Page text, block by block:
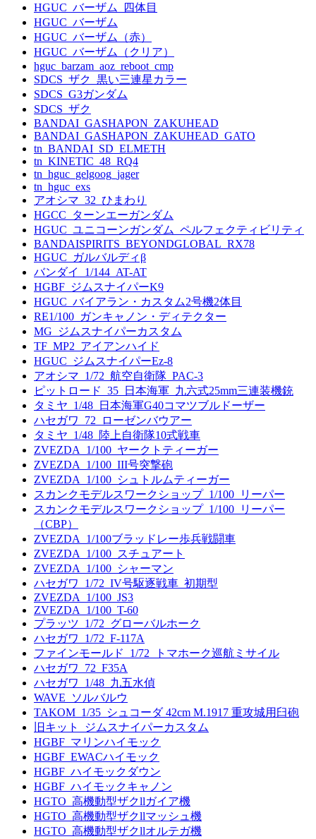
HGUC_バーザム_四体目
HGUC_バーザム
HGUC_バーザム（赤）
HGUC_バーザム（クリア）
hguc_barzam_aoz_reboot_cmp
SDCS_ザク_黒い三連星カラー
SDCS_G3ガンダム
SDCS_ザク
BANDAI_GASHAPON_ZAKUHEAD
BANDAI_GASHAPON_ZAKUHEAD_GATO
tn_BANDAI_SD_ELMETH
tn_KINETIC_48_RQ4
tn_hguc_gelgoog_jager
tn_hguc_exs
アオシマ_32_ひまわり
HGCC_ターンエーガンダム
HGUC_ユニコーンガンダム_ペルフェクティビリティ
BANDAISPIRITS_BEYONDGLOBAL_RX78
HGUC_ガルバルディβ
バンダイ_1/144_AT-AT
HGBF_ジムスナイパーK9
HGUC_バイアラン・カスタム2号機2体目
RE1/100_ガンキャノン・ディテクター
MG_ジムスナイパーカスタム
TF_MP2_アイアンハイド
HGUC_ジムスナイパーEz-8
アオシマ_1/72_航空自衛隊_PAC-3
ピットロード_35_日本海軍_九六式25mm三連装機銃
タミヤ_1/48_日本海軍G40コマツブルドーザー
ハセガワ_72_ローゼンバウアー
タミヤ_1/48_陸上自衛隊10式戦車
ZVEZDA_1/100_ヤークトティーガー
ZVEZDA_1/100_III号突撃砲
ZVEZDA_1/100_シュトルムティーガー
スカンクモデルスワークショップ_1/100_リーパー
スカンクモデルスワークショップ_1/100_リーパー
（CBP）
ZVEZDA_1/100ブラッドレー歩兵戦闘車
ZVEZDA_1/100_スチュアート
ZVEZDA_1/100_シャーマン
ハセガワ_1/72_IV号駆逐戦車_初期型
ZVEZDA_1/100_JS3
ZVEZDA_1/100_T-60
プラッツ_1/72_グローバルホーク
ハセガワ_1/72_F-117A
ファインモールド_1/72_トマホーク巡航ミサイル
ハセガワ_72_F35A
ハセガワ_1/48_九五水偵
WAVE_ソルバルウ
TAKOM_1/35_シュコーダ 42cm M.1917 重攻城用臼砲
旧キット_ジムスナイパーカスタム
HGBF_マリンハイモック
HGBF_EWACハイモック
HGBF_ハイモックダウン
HGBF_ハイモックキャノン
HGTO_高機動型ザクllガイア機
HGTO_高機動型ザクllマッシュ機
HGTO_高機動型ザクllオルテガ機